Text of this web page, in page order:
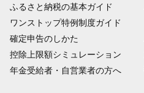
ふるさと納税の基本ガイド
ワンストップ特例制度ガイド
確定申告のしかた
控除上限額シミュレーション
年金受給者・自営業者の方へ